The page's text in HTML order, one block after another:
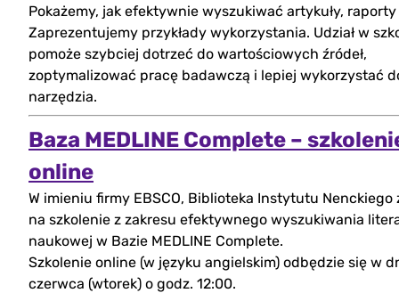
Pokażemy, jak efektywnie wyszukiwać artykuły,
Zaprezentujemy przykłady wykorzystania. Udział w
pomoże szybciej dotrzeć do wartościowych źródeł,
zoptymalizować pracę badawczą i lepiej wykorzystać
narzędzia.
Baza MEDLINE Complete –
online(otwórz
w
nowej
zakładce)
W imieniu firmy EBSCO, Biblioteka Instytutu Nenckiego
na szkolenie z zakresu efektywnego wyszukiwania
naukowej w Bazie MEDLINE Complete.
Szkolenie online (w języku angielskim) odbędzie się w
czerwca (wtorek) o godz. 12:00.